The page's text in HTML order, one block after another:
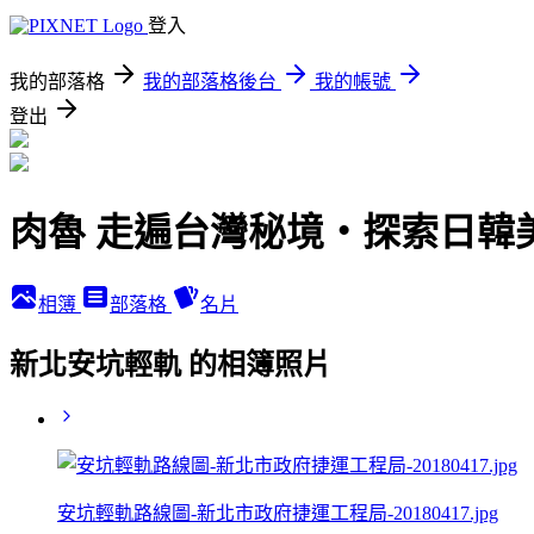
登入
我的部落格 我的部落格後台
我的帳號
登出
肉魯 走遍台灣秘境・探索日韓
相簿 部落格 名片
新北安坑輕軌 的相簿照片
安坑輕軌路線圖-新北市政府捷運工程局-20180417.jpg